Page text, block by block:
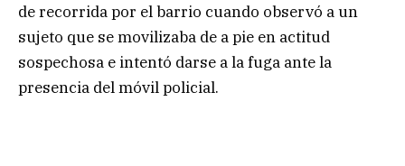
de recorrida por el barrio cuando observó a un
sujeto que se movilizaba de a pie en actitud
sospechosa e intentó darse a la fuga ante la
presencia del móvil policial.